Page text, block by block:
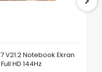
V21.2 Notebook Ekran
HD 144Hz